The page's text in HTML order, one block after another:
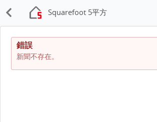
Squarefoot 5平方
錯誤
新聞不存在。